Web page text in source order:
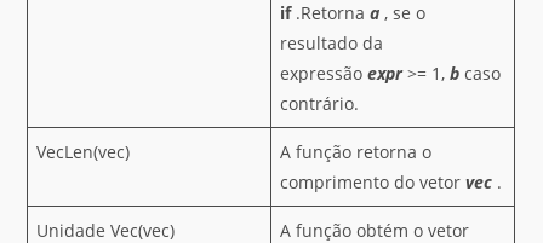
if.Retornaa , se o
resultado da
expressãoexpr>= 1,b caso
contrário.
VecLen(vec)
A função retorna o
comprimento do vetorvec .
Unidade Vec(vec)
A função obtém o vetor